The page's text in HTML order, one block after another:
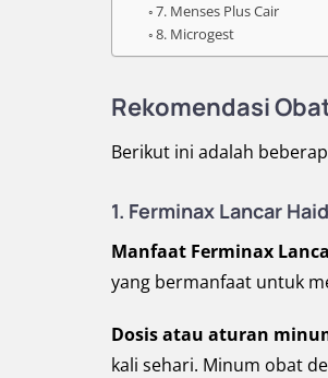
7. Menses Plus Cair
8. Microgest
Rekomendasi
Berikut ini adalah
1. Ferminax Lancar Haid
Manfaat Ferminax
yang bermanfaat untuk
Dosis atau aturan
kali sehari. Minum obat